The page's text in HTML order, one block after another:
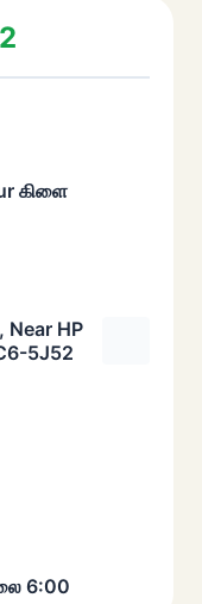
கிளை
Near HP
5J52
6:00